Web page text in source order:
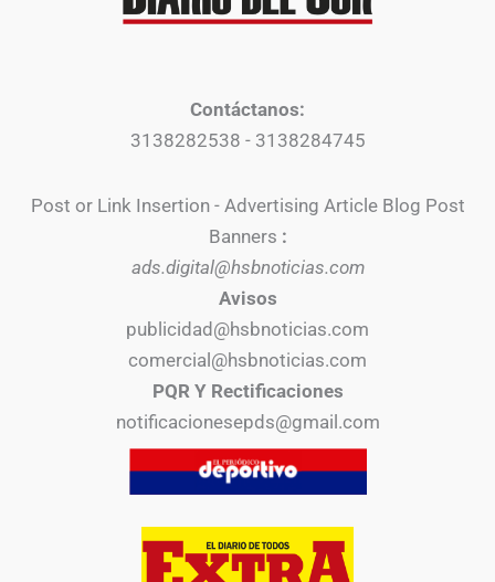
Contáctanos:
3138282538 - 3138284745
Post or Link Insertion - Advertising Article Blog Post
Banners :
ads.digital@hsbnoticias.com
Avisos
publicidad@hsbnoticias.com
comercial@hsbnoticias.com
PQR Y Rectificaciones
notificacionesepds@gmail.com